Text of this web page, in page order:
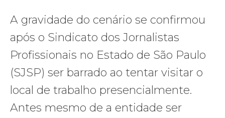
A gravidade do cenário se confirmou
após o Sindicato dos Jornalistas
Profissionais no Estado de São Paulo
(SJSP) ser barrado ao tentar visitar o
local de trabalho presencialmente.
Antes mesmo de a entidade ser